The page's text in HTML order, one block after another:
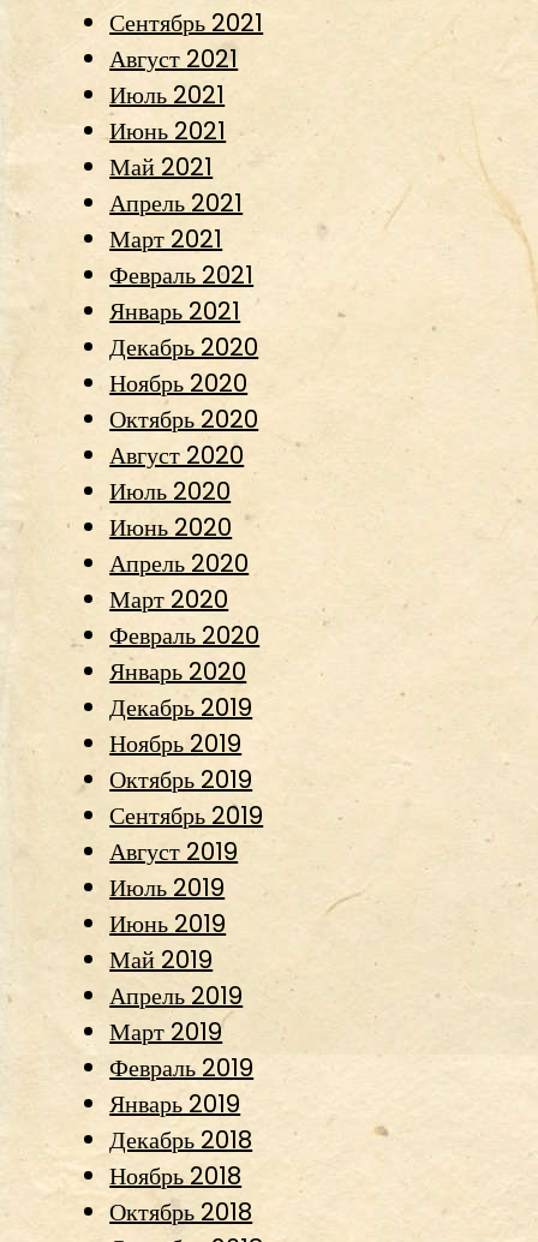
Сентябрь 2021
Август 2021
Июль 2021
Июнь 2021
Май 2021
Апрель 2021
Март 2021
Февраль 2021
Январь 2021
Декабрь 2020
Ноябрь 2020
Октябрь 2020
Август 2020
Июль 2020
Июнь 2020
Апрель 2020
Март 2020
Февраль 2020
Январь 2020
Декабрь 2019
Ноябрь 2019
Октябрь 2019
Сентябрь 2019
Август 2019
Июль 2019
Июнь 2019
Май 2019
Апрель 2019
Март 2019
Февраль 2019
Январь 2019
Декабрь 2018
Ноябрь 2018
Октябрь 2018